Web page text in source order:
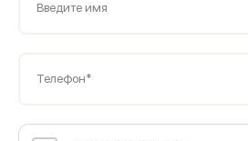
Введите имя
Телефон*